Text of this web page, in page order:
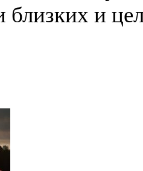
близких и